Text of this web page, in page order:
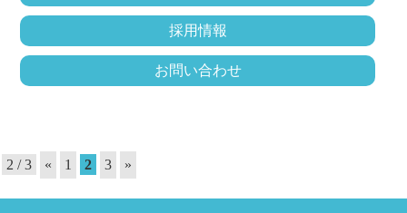
採用情報
お問い合わせ
2 / 3 « 1 2 3 »